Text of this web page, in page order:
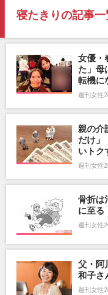
寝たきりの記事一
女優・
た」母
転機に
週刊女性
親の介
だけ」
いトク
週刊女性
骨折は
に至る
週刊女性
父・阿
和子さ
週刊女性